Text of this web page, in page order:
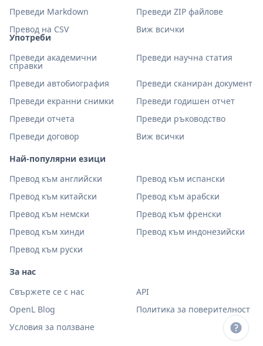
Употреби
Преведи академични
справки
Преведи научна статия
Преведи автобиография
Преведи сканиран документ
Преведи екранни снимки
Преведи годишен отчет
Преведи отчета
Преведи ръководство
Преведи договор
Виж всички
Най-популярни езици
Превод към английски
Превод към испански
Превод към китайски
Превод към арабски
Превод към немски
Превод към френски
Превод към хинди
Превод към индонезийски
Превод към руски
Преведи Markdown
Преведи ZIP файлове
Превод на CSV
Виж всички
За нас
Свържете се с нас
API
OpenL Blog
Политика за поверителност
Условия за ползване